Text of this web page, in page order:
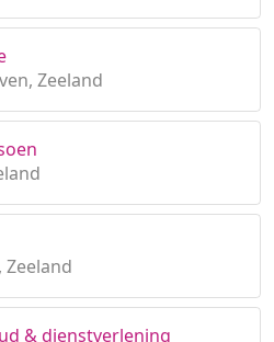
Zeeland
Zeeland
& dienstverlening